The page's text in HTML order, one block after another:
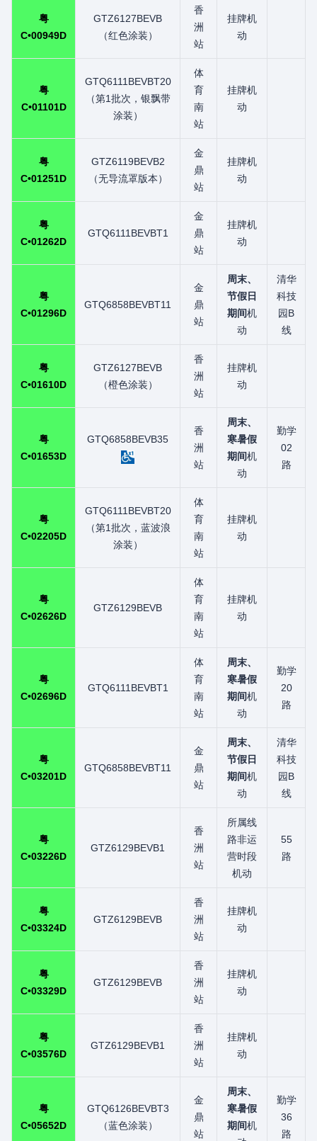
粤
C•00949D
GTZ6127BEVB
（红色涂装）
香
洲
站
挂牌机
动
粤
C•01101D
GTQ6111BEVBT20
（第1批次，银飘带
涂装）
体
育
南
站
挂牌机
动
粤
C•01251D
GTZ6119BEVB2
（无导流罩版本）
金
鼎
站
挂牌机
动
粤
C•01262D
GTQ6111BEVBT1
金
鼎
站
挂牌机
动
粤
C•01296D
GTQ6858BEVBT11
金
鼎
站
周末、
节假日
期间机
动
清华
科技
园B
线
粤
C•01610D
GTZ6127BEVB
（橙色涂装）
香
洲
站
挂牌机
动
粤
C•01653D
GTQ6858BEVB35
香
洲
站
周末、
寒暑假
期间机
动
勤学
02
路
粤
C•02205D
GTQ6111BEVBT20
（第1批次，蓝波浪
涂装）
体
育
南
站
挂牌机
动
粤
C•02626D
GTZ6129BEVB
体
育
南
站
挂牌机
动
粤
C•02696D
GTQ6111BEVBT1
体
育
南
站
周末、
寒暑假
期间机
动
勤学
20
路
粤
C•03201D
GTQ6858BEVBT11
金
鼎
站
周末、
节假日
期间机
动
清华
科技
园B
线
粤
C•03226D
GTZ6129BEVB1
香
洲
站
所属线
路非运
营时段
机动
55
路
粤
C•03324D
GTZ6129BEVB
香
洲
站
挂牌机
动
粤
C•03329D
GTZ6129BEVB
香
洲
站
挂牌机
动
粤
C•03576D
GTZ6129BEVB1
香
洲
站
挂牌机
动
粤
C•05652D
GTQ6126BEVBT3
（蓝色涂装）
金
鼎
站
周末、
寒暑假
期间机
勤学
36
路